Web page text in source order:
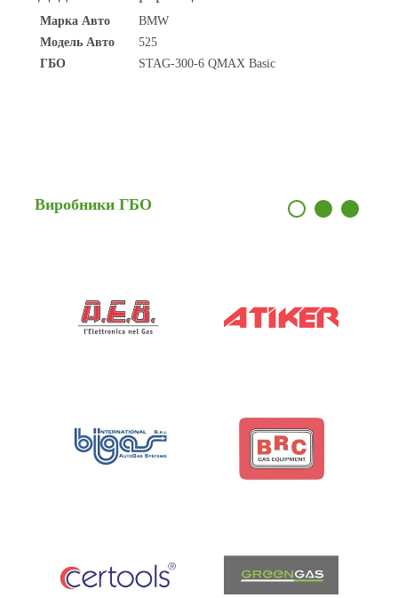
Марка Авто
BMW
Модель Авто
525
ГБО
STAG-300-6 QMAX Basic
Виробники ГБО